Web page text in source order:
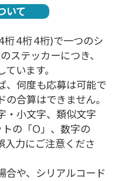
ついて
桁 4桁 4桁)で一つのシ
ステッカーにつき、
います。
、何度も応募は可能で
合算はできません。
・小文字、類似文字
トの「O」、数字の
入力にご注意くださ
合や、シリアルコード